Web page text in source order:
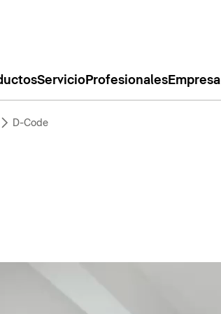
ServicioProfesionalesEmpresa
D-Code